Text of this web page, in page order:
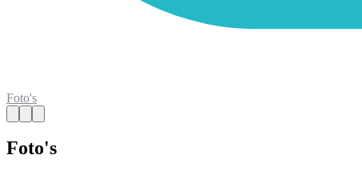
Foto's
Foto's